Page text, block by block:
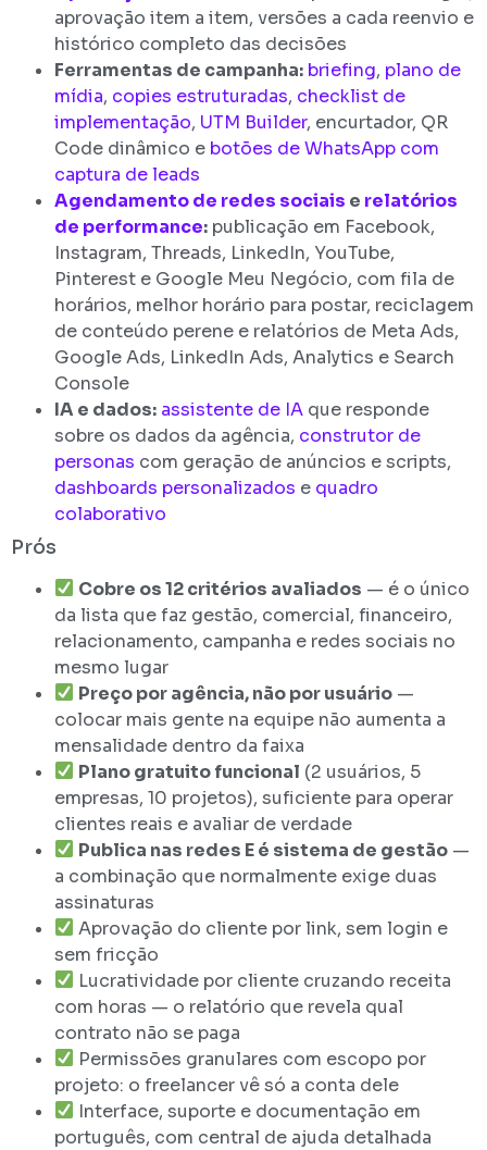
aprovação item a item, versões a cada reenvio e
histórico completo das decisões
Ferramentas de campanha: briefing, plano de
mídia, copies estruturadas, checklist de
implementação, UTM Builder, encurtador, QR
Code dinâmico e botões de WhatsApp com
captura de leads
Agendamento de redes sociais e relatórios
de performance: publicação em Facebook,
Instagram, Threads, LinkedIn, YouTube,
Pinterest e Google Meu Negócio, com fila de
horários, melhor horário para postar, reciclagem
de conteúdo perene e relatórios de Meta Ads,
Google Ads, LinkedIn Ads, Analytics e Search
Console
IA e dados: assistente de IA que responde
sobre os dados da agência, construtor de
personas com geração de anúncios e scripts,
dashboards personalizados e quadro
colaborativo
Prós
Cobre os 12 critérios avaliados — é o único
da lista que faz gestão, comercial, financeiro,
relacionamento, campanha e redes sociais no
mesmo lugar
Preço por agência, não por usuário —
colocar mais gente na equipe não aumenta a
mensalidade dentro da faixa
Plano gratuito funcional (2 usuários, 5
empresas, 10 projetos), suficiente para operar
clientes reais e avaliar de verdade
Publica nas redes E é sistema de gestão —
a combinação que normalmente exige duas
assinaturas
Aprovação do cliente por link, sem login e
sem fricção
Lucratividade por cliente cruzando receita
com horas — o relatório que revela qual
contrato não se paga
Permissões granulares com escopo por
projeto: o freelancer vê só a conta dele
Interface, suporte e documentação em
português, com central de ajuda detalhada